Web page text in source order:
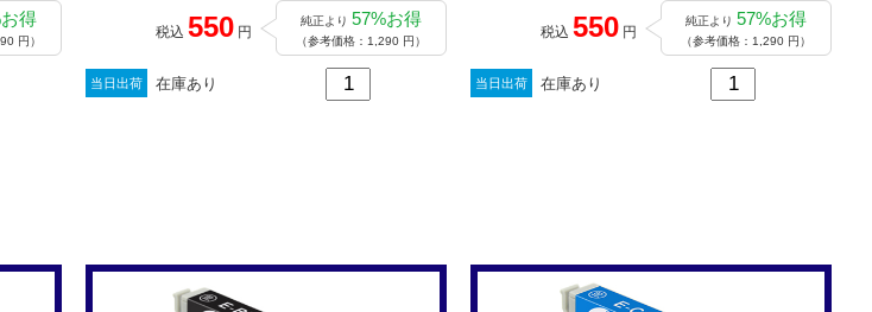
得
円）
税込 550 円
純正より 57%お得
（参考価格：1,290 円）
当日出荷 在庫あり
税込 550 円
純正より 57%お得
（参考価格：1,290 円）
当日出荷 在庫あり